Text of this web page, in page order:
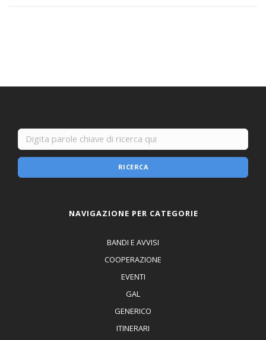
RICERCA
NAVIGAZIONE PER CATEGORIE
BANDI E AVVISI
COOPERAZIONE
EVENTI
GAL
GENERICO
ITINERARI